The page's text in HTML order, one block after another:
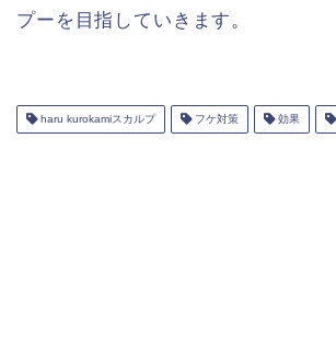
プーを目指していきます。
haru kurokamiスカルプ フケ対策 効果